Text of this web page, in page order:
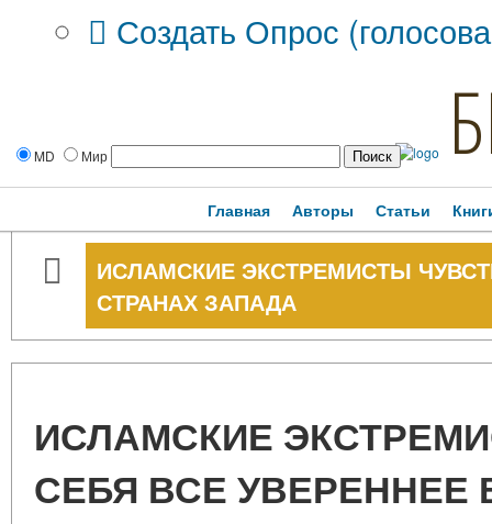
Создать Опрос
MD Мир
Главная Авторы Статьи
ИСЛАМСКИЕ ЭКСТРЕМИСТЫ
СТРАНАХ ЗАПАДА
ИСЛАМСКИЕ
СЕБЯ ВСЕ УВЕРЕННЕЕ